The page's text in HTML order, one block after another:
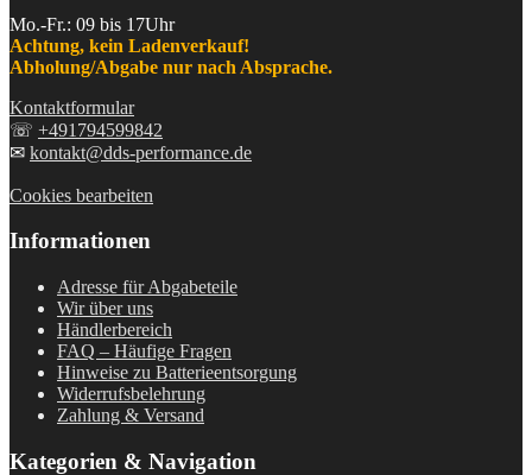
Mo.-Fr.: 09 bis 17Uhr
Achtung, kein Ladenverkauf!
Abholung/Abgabe nur nach Absprache.
Kontaktformular
☏ +491794599842
✉ kontakt@dds-performance.de
Cookies bearbeiten
Informationen
Adresse für Abgabeteile
Wir über uns
Händlerbereich
FAQ – Häufige Fragen
Hinweise zu Batterieentsorgung
Widerrufsbelehrung
Zahlung & Versand
Kategorien & Navigation